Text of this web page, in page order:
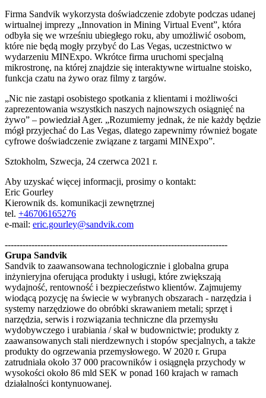
Firma Sandvik wykorzysta doświadczenie zdobyte podczas udanej
wirtualnej imprezy „Innovation in Mining Virtual Event”, która
odbyła się we wrześniu ubiegłego roku, aby umożliwić osobom,
które nie będą mogły przybyć do Las Vegas, uczestnictwo w
wydarzeniu MINExpo. Wkrótce firma uruchomi specjalną
mikrostronę, na której znajdzie się interaktywne wirtualne stoisko,
funkcja czatu na żywo oraz filmy z targów.
„Nic nie zastąpi osobistego spotkania z klientami i możliwości
zaprezentowania wszystkich naszych najnowszych osiągnięć na
żywo” – powiedział Ager. „Rozumiemy jednak, że nie każdy będzie
mógł przyjechać do Las Vegas, dlatego zapewnimy również bogate
cyfrowe doświadczenie związane z targami MINExpo”.
Sztokholm, Szwecja, 24 czerwca 2021 r.
Aby uzyskać więcej informacji, prosimy o kontakt:
Eric Gourley
Kierownik ds. komunikacji zewnętrznej
tel. +46706165276
e-mail: eric.gourley@sandvik.com
---------------------------------------------------------------------------
Grupa Sandvik
Sandvik to zaawansowana technologicznie i globalna grupa
inżynieryjna oferująca produkty i usługi, które zwiększają
wydajność, rentowność i bezpieczeństwo klientów. Zajmujemy
wiodącą pozycję na świecie w wybranych obszarach - narzędzia i
systemy narzędziowe do obróbki skrawaniem metali; sprzęt i
narzędzia, serwis i rozwiązania techniczne dla przemysłu
wydobywczego i urabiania / skał w budownictwie; produkty z
zaawansowanych stali nierdzewnych i stopów specjalnych, a także
produkty do ogrzewania przemysłowego. W 2020 r. Grupa
zatrudniała około 37 000 pracowników i osiągnęła przychody w
wysokości około 86 mld SEK w ponad 160 krajach w ramach
działalności kontynuowanej.